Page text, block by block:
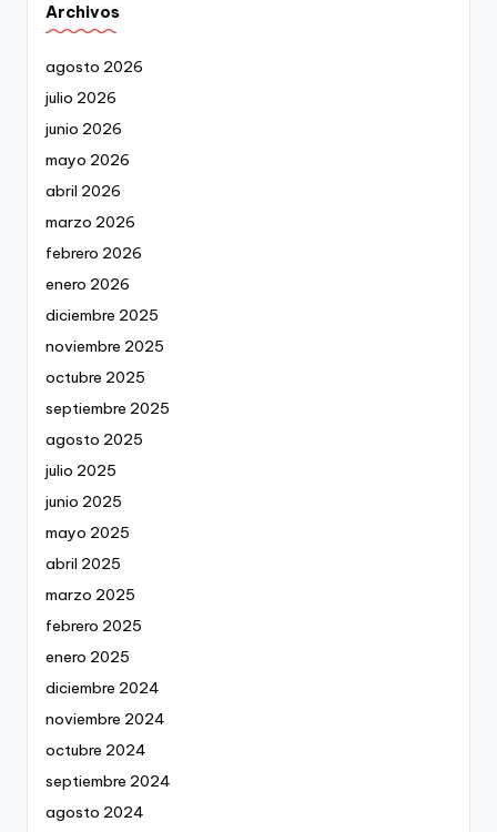
Archivos
agosto 2026
julio 2026
junio 2026
mayo 2026
abril 2026
marzo 2026
febrero 2026
enero 2026
diciembre 2025
noviembre 2025
octubre 2025
septiembre 2025
agosto 2025
julio 2025
junio 2025
mayo 2025
abril 2025
marzo 2025
febrero 2025
enero 2025
diciembre 2024
noviembre 2024
octubre 2024
septiembre 2024
agosto 2024